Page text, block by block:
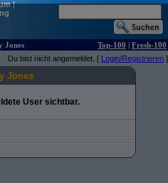
|
Jones Top-100 | Fresh-100
Du bist nicht angemeldet. [ Login/Registrieren ]
Jones
User sichtbar.